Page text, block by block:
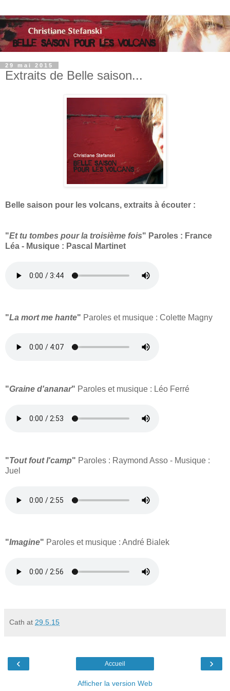
29 mai 2015
Extraits de Belle saison...
Belle saison pour les volcans, extraits à écouter :
"Et tu tombes pour la troisième fois" Paroles : France
Léa - Musique : Pascal Martinet
"La mort me hante" Paroles et musique : Colette Magny
"Graine d'ananar" Paroles et musique : Léo Ferré
"Tout fout l'camp" Paroles : Raymond Asso - Musique :
Juel
"Imagine" Paroles et musique : André Bialek
Cath at 29.5.15
‹ ›
Accueil
Afficher la version Web